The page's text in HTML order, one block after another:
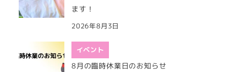
ます！
2026年8月3日
イベント
8月の臨時休業日のお知らせ